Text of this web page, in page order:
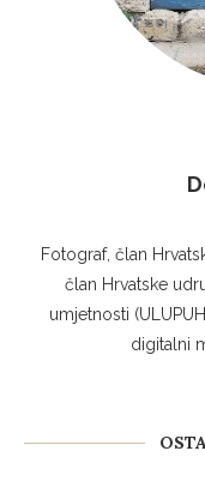
Fotograf, član
član Hrvatske
umjetnosti
digitalni